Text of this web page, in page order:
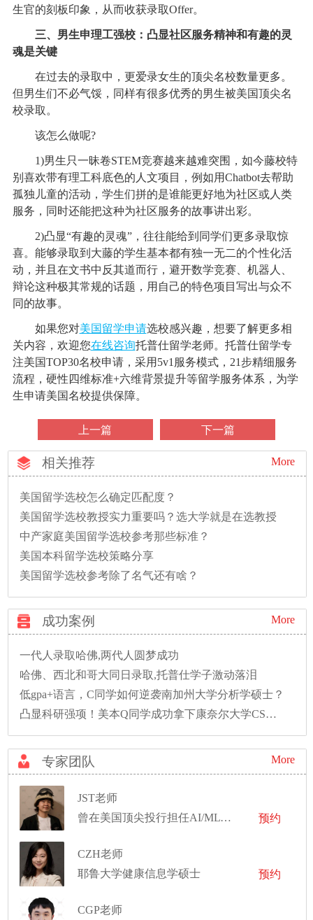
生官的刻板印象，从而收获录取Offer。
三、男生申理工强校：凸显社区服务精神和有趣的灵
魂是关键
在过去的录取中，更爱录女生的顶尖名校数量更多。
但男生们不必气馁，同样有很多优秀的男生被美国顶尖名
校录取。
该怎么做呢?
1)男生只一昧卷STEM竞赛越来越难突围，如今藤校特
别喜欢带有理工科底色的人文项目，例如用Chatbot去帮助
孤独儿童的活动，学生们拼的是谁能更好地为社区或人类
服务，同时还能把这种为社区服务的故事讲出彩。
2)凸显“有趣的灵魂”，往往能给到同学们更多录取惊
喜。能够录取到大藤的学生基本都有独一无二的个性化活
动，并且在文书中反其道而行，避开数学竞赛、机器人、
辩论这种极其常规的话题，用自己的特色项目写出与众不
同的故事。
如果您对美国留学申请选校感兴趣，想要了解更多相
关内容，欢迎您在线咨询托普仕留学老师。托普仕留学专
注美国TOP30名校申请，采用5v1服务模式，21步精细服务
流程，硬性四维标准+六维背景提升等留学服务体系，为学
生申请美国名校提供保障。
上一篇 下一篇
相关推荐 More
美国留学选校怎么确定匹配度？
美国留学选校教授实力重要吗？选大学就是在选教授
中产家庭美国留学选校参考那些标准？
美国本科留学选校策略分享
美国留学选校参考除了名气还有啥？
成功案例 More
一代人录取哈佛,两代人圆梦成功
哈佛、西北和哥大同日录取,托普仕学子激动落泪
低gpa+语言，C同学如何逆袭南加州大学分析学硕士？
凸显科研强项！美本Q同学成功拿下康奈尔大学CS硕士录取！
专家团队 More
JST老师
曾在美国顶尖投行担任AI/ML Quantitative Associate的量化从业者
预约
CZH老师
耶鲁大学健康信息学硕士
预约
CGP老师